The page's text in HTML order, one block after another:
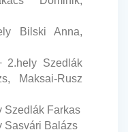
Bilski Anna,
2.hely Szedlák
Maksai-Rusz
Szedlák Farkas
Sasvári Balázs